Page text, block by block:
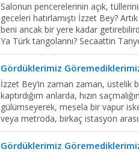
Salonun pencerelerinin açık,
geceleri hatırlamıştı İzzet Bey?
beni ancak bir yere kadar
Ya Türk tangolarını? Secaattin
Gördüklerimiz
İzzet Bey’in zaman zaman, üstelik
kaptırdığım anlarda, hızın
gülümseyerek, mesela bir vapur
veya metroda, birkaç istasyon
Gördüklerimiz